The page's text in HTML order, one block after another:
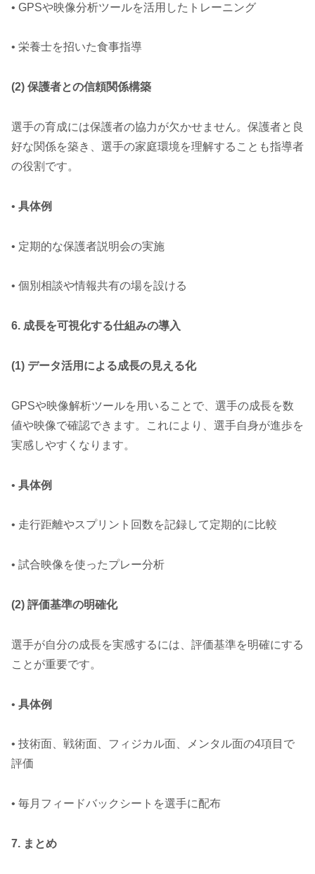
• GPSや映像分析ツールを活用したトレーニング
• 栄養士を招いた食事指導
(2) 保護者との信頼関係構築
選手の育成には保護者の協力が欠かせません。保護者と良
好な関係を築き、選手の家庭環境を理解することも指導者
の役割です。
• 具体例
• 定期的な保護者説明会の実施
• 個別相談や情報共有の場を設ける
6. 成長を可視化する仕組みの導入
(1) データ活用による成長の見える化
GPSや映像解析ツールを用いることで、選手の成長を数
値や映像で確認できます。これにより、選手自身が進歩を
実感しやすくなります。
• 具体例
• 走行距離やスプリント回数を記録して定期的に比較
• 試合映像を使ったプレー分析
(2) 評価基準の明確化
選手が自分の成長を実感するには、評価基準を明確にする
ことが重要です。
• 具体例
• 技術面、戦術面、フィジカル面、メンタル面の4項目で
評価
• 毎月フィードバックシートを選手に配布
7. まとめ